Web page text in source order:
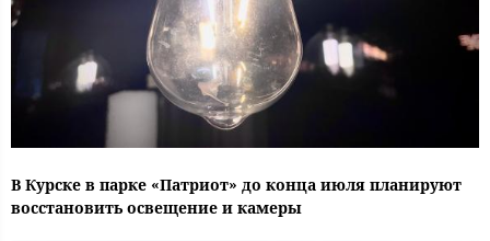
В Курске в парке «Патриот» до конца июля планируют
восстановить освещение и камеры